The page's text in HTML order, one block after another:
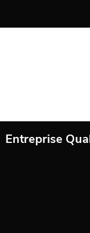
Entreprise